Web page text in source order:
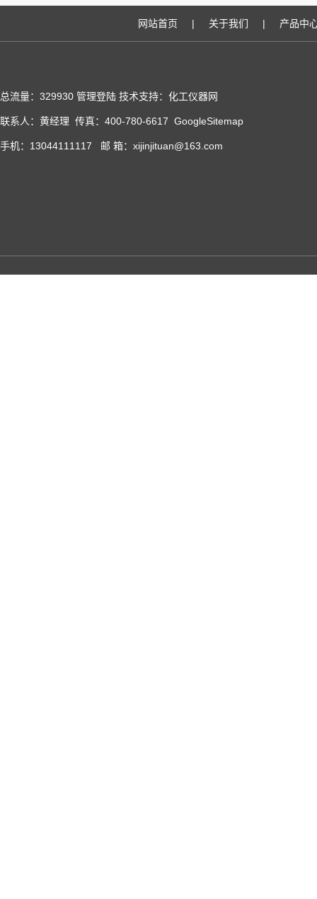
网站首页 | 关于我们 | 产品中
总流量：329930 管理登陆 技术支持：化工仪器网
联系人：黄经理 传真：400-780-6617 GoogleSitemap
手机：13044111117 邮 箱：xijinjituan@163.com